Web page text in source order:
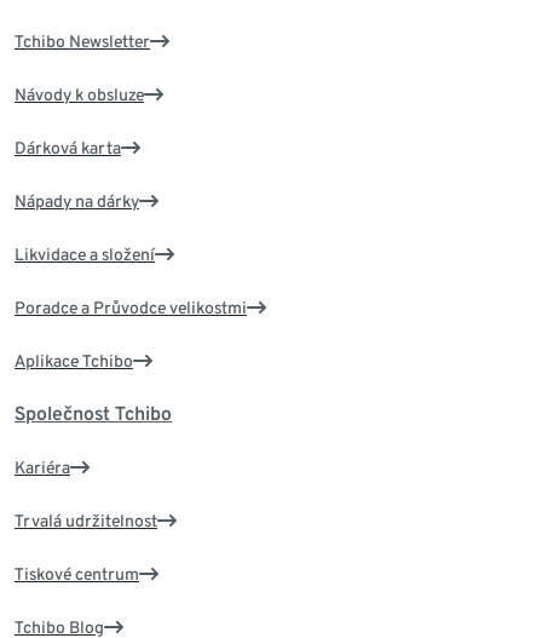
Tchibo Newsletter
Návody k obsluze
Dárková karta
Nápady na dárky
Likvidace a složení
Poradce a Průvodce velikostmi
Aplikace Tchibo
Společnost Tchibo
Kariéra
Trvalá udržitelnost
Tiskové centrum
Tchibo Blog